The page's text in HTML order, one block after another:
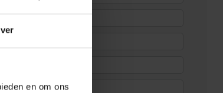
en om ons